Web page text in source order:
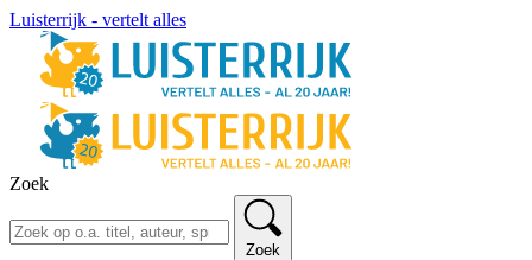
Luisterrijk - vertelt alles
Zoek
Zoek